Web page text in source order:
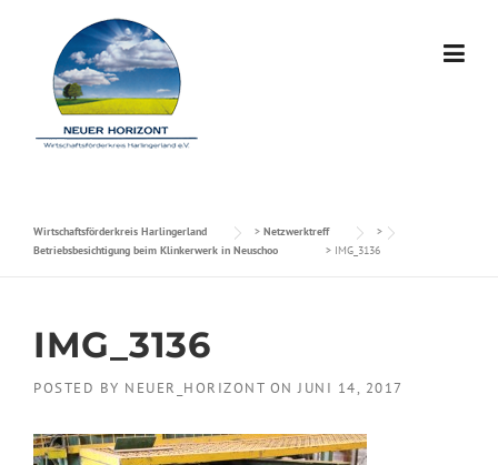
Wirtschaftsförderkreis Harlingerland > Netzwerktreff
>
Betriebsbesichtigung beim Klinkerwerk in Neuschoo
> IMG_3136
IMG_3136
POSTED BY NEUER_HORIZONT ONJUNI 14, 2017